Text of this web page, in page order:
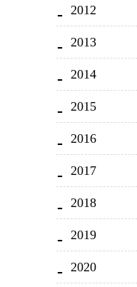
2012
2013
2014
2015
2016
2017
2018
2019
2020